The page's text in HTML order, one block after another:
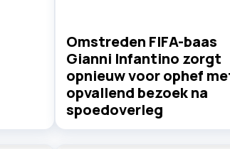
Omstreden FIFA-baas
Gianni Infantino zorgt
opnieuw voor ophef
opvallend bezoek na
spoedoverleg